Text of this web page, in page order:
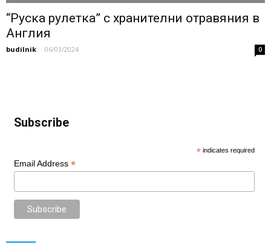
“Руска рулетка” с хранителни отравяния в
Англия
budilnik - 06/03/2024 0
Subscribe
* indicates required
Email Address *